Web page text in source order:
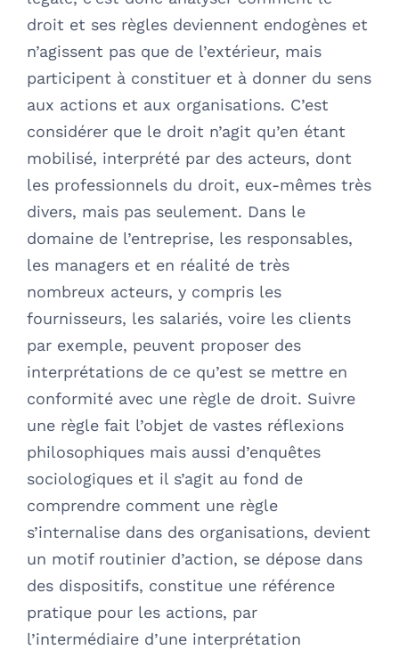
droit et ses règles deviennent endogènes et
n’agissent pas que de l’extérieur, mais
participent à constituer et à donner du sens
aux actions et aux organisations. C’est
considérer que le droit n’agit qu’en étant
mobilisé, interprété par des acteurs, dont
les professionnels du droit, eux-mêmes très
divers, mais pas seulement. Dans le
domaine de l’entreprise, les responsables,
les managers et en réalité de très
nombreux acteurs, y compris les
fournisseurs, les salariés, voire les clients
par exemple, peuvent proposer des
interprétations de ce qu’est se mettre en
conformité avec une règle de droit. Suivre
une règle fait l’objet de vastes réflexions
philosophiques mais aussi d’enquêtes
sociologiques et il s’agit au fond de
comprendre comment une règle
s’internalise dans des organisations, devient
un motif routinier d’action, se dépose dans
des dispositifs, constitue une référence
pratique pour les actions, par
l’intermédiaire d’une interprétation